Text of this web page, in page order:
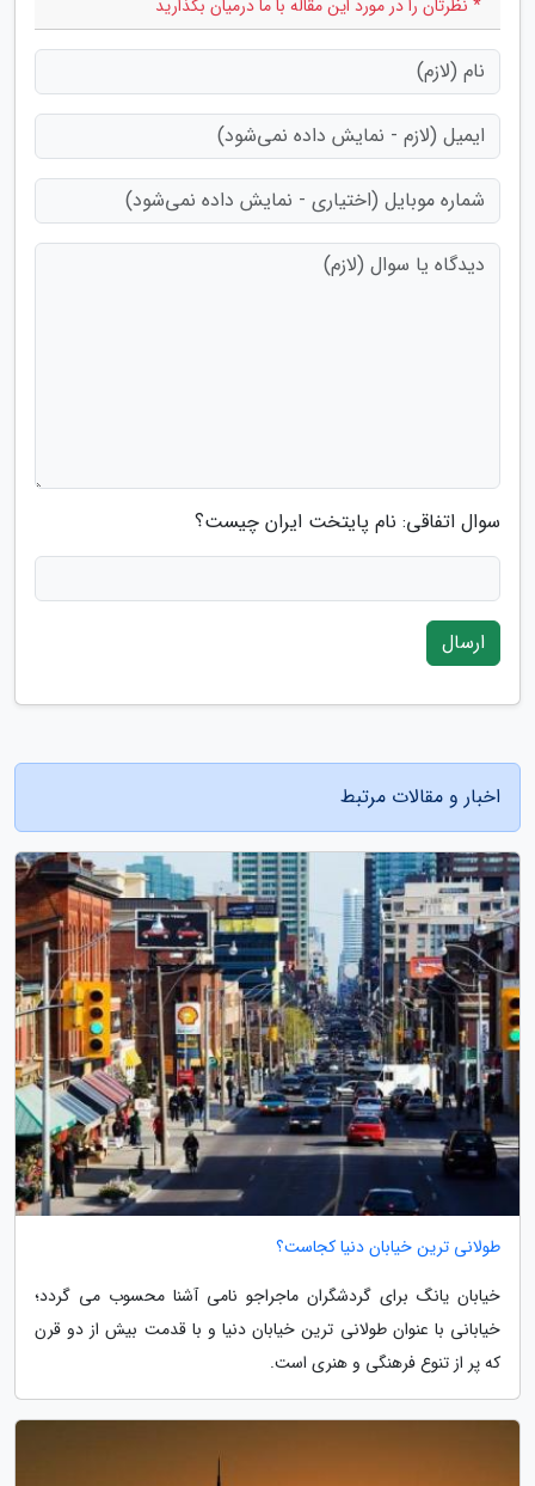
* نظرتان را در مورد این مقاله با ما درمیان بگذارید
سوال اتفاقی: نام پایتخت ایران چیست؟
ارسال
اخبار و مقالات مرتبط
طولانی ترین خیابان دنیا کجاست؟
خیابان یانگ برای گردشگران ماجراجو نامی آشنا محسوب می گردد؛
خیابانی با عنوان طولانی ترین خیابان دنیا و با قدمت بیش از دو قرن
که پر از تنوع فرهنگی و هنری است.